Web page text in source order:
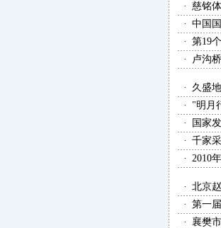
· 慈铭
· 中国
· 第19
·
卢沟
·
久盛
·
"明月
·
国家
· 千家
· 2010
· 北京
· 第一
· 襄樊